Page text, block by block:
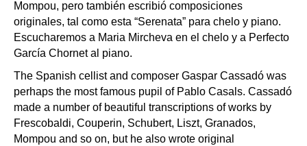
Mompou, pero también escribió composiciones
originales, tal como esta “Serenata” para chelo y piano.
Escucharemos a Maria Mircheva en el chelo y a Perfecto
García Chornet al piano.
The Spanish cellist and composer Gaspar Cassadó was
perhaps the most famous pupil of Pablo Casals. Cassadó
made a number of beautiful transcriptions of works by
Frescobaldi, Couperin, Schubert, Liszt, Granados,
Mompou and so on, but he also wrote original